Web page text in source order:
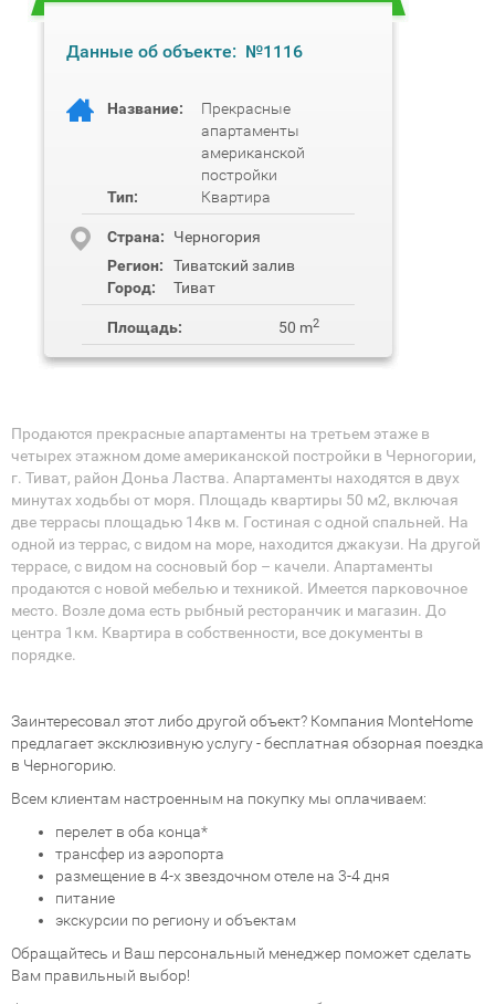
Данные об объекте: №1116
Название:
Прекрасные
апартаменты
американской
постройки
Тип:
Квартира
Cтрана:
Черногория
Регион:
Тиватский залив
Город:
Тиват
Площадь: 50 m2
Продаются прекрасные апартаменты на третьем этаже в
четырех этажном доме американской постройки в Черногории,
г. Тиват, район Доньа Ластва. Апартаменты находятся в двух
минутах ходьбы от моря. Площадь квартиры 50 м2, включая
две террасы площадью 14кв м. Гостиная с одной спальней. На
одной из террас, с видом на море, находится джакузи. На другой
террасе, с видом на сосновый бор – качели. Апартаменты
продаются с новой мебелью и техникой. Имеется парковочное
место. Возле дома есть рыбный ресторанчик и магазин. До
центра 1км. Квартира в собственности, все документы в
порядке.
Заинтересовал этот либо другой объект? Компания MonteHome
предлагает эксклюзивную услугу - бесплатная обзорная поездка
в Черногорию.
Всем клиентам настроенным на покупку мы оплачиваем:
перелет в оба конца*
трансфер из аэропорта
размещение в 4-х звездочном отеле на 3-4 дня
питание
экскурсии по региону и объектам
Обращайтесь и Ваш персональный менеджер поможет сделать
Вам правильный выбор!